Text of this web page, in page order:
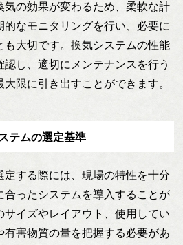
気の効果が変わるため、柔軟な計
なモニタリングを行い、必要に
も大切です。換気システムの性能
し、適切にメンテナンスを行う
限に引き出すことができます。
テムの選定基準
定する際には、現場の特性を十分
合ったシステムを導入することが
サイズやレイアウト、使用してい
有害物質の量を把握する必要があ